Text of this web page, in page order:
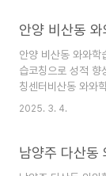
수준을 정확히 분
력을 키우고, 흥미
치를 느끼고 목표를
학습 환경과 체계적
정동 와와학습코칭
와학습코칭학원은
정확히 분석하고,
안양 비산동 와와
습코칭으로 성적 향
칭센터비산동 와와
학생들이 쉽게 찾아
력을 키우고, 흥미
2025. 3. 4.